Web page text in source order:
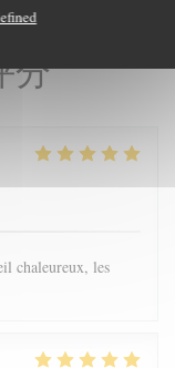
分
chaleureux, les